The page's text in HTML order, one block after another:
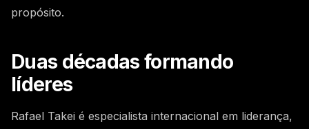
COMPRAR INGRESSOS PARA GRUPOS